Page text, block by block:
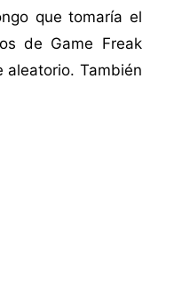
que tomaría el
de Game Freak
aleatorio. También